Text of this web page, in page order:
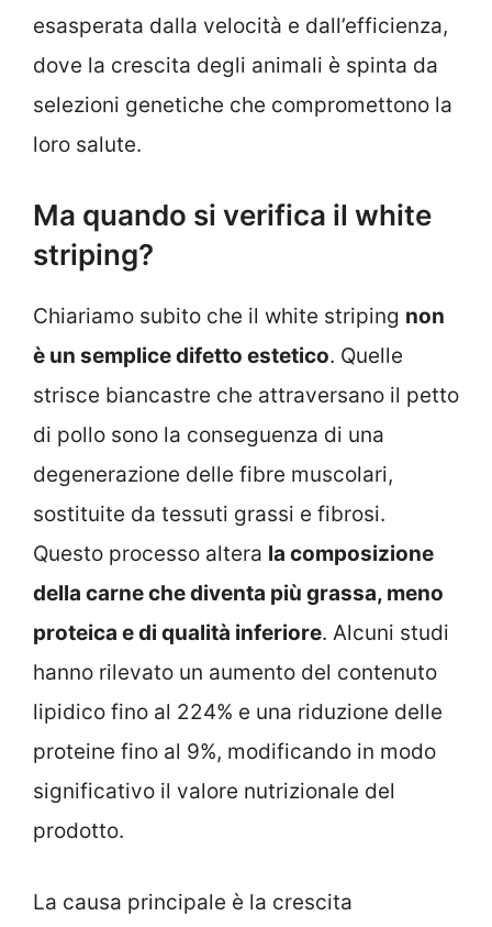
esasperata dalla velocità e dall’efficienza,
dove la crescita degli animali è spinta da
selezioni genetiche che compromettono la
loro salute.
Ma quando si verifica il white
striping?
Chiariamo subito che il white striping non
è un semplice difetto estetico. Quelle
strisce biancastre che attraversano il petto
di pollo sono la conseguenza di una
degenerazione delle fibre muscolari,
sostituite da tessuti grassi e fibrosi.
Questo processo altera la composizione
della carne che diventa più grassa, meno
proteica e di qualità inferiore. Alcuni studi
hanno rilevato un aumento del contenuto
lipidico fino al 224% e una riduzione delle
proteine fino al 9%, modificando in modo
significativo il valore nutrizionale del
prodotto.
La causa principale è la crescita